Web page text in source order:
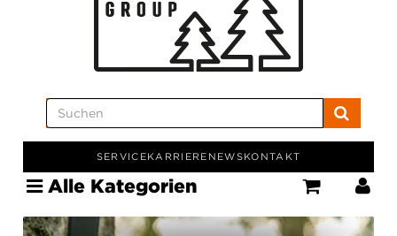
SERVICEKARRIERE NEWSKONTAKT
Alle Kategorien